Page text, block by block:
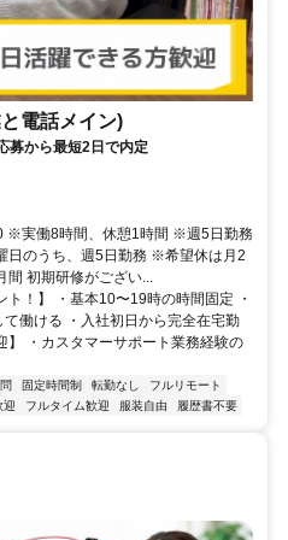
電話メイン)
募から最短2日で内定
※実働8時間、休憩1時間 ※週5日勤務
日のうち、週5日勤務 ※希望休は月2
間 初期研修がござい...
！】 ・基本10〜19時の時間固定 ・
働ける ・入社初日から完全在宅勤
】 ・カスタマーサポート業務経験の
固定時間制 転勤なし
フルリモート
迎 フルタイム歓迎 服装自由 履歴書不要